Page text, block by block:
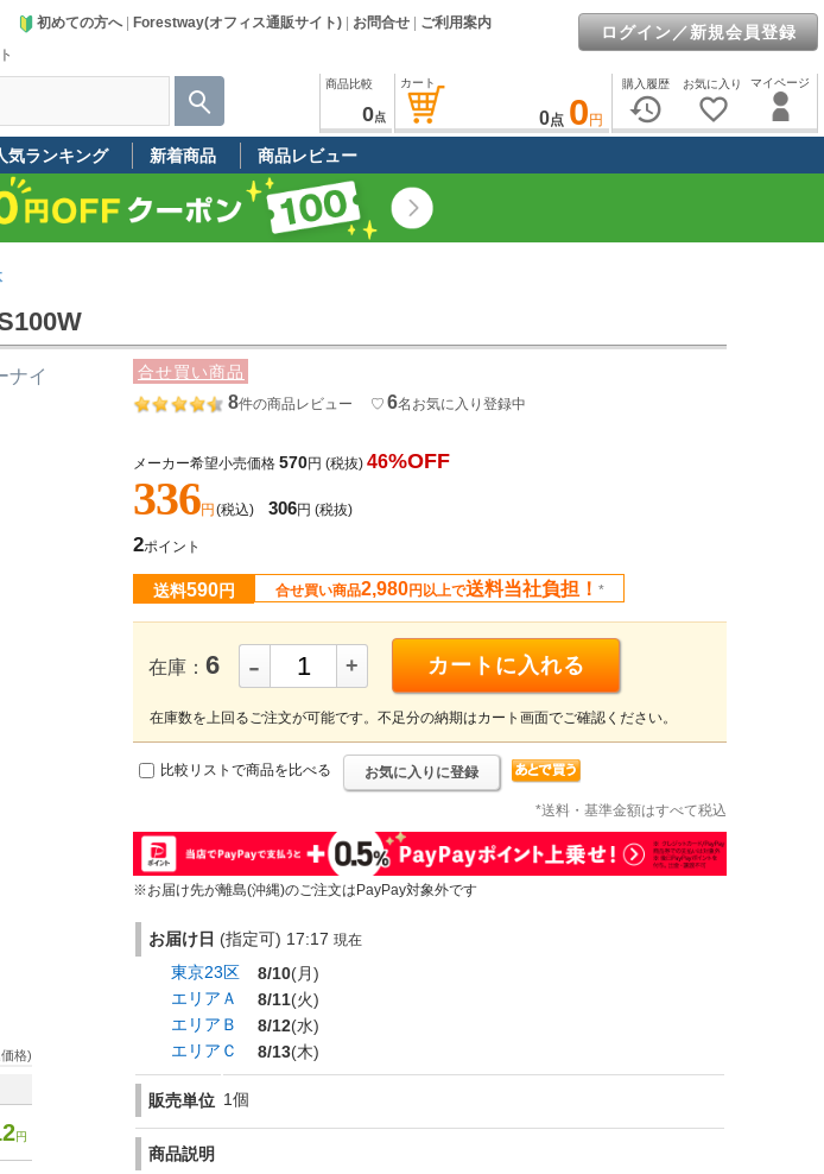
初めての方へ| Forestway(オフィス通販サイト) お問合せ ご利用案内 ログイン／新規会員登録
マイページ
お気に入り
favorite_border
購入履歴
history
カート
0点 0 円
商品比較
0点
気ランキング 新着商品 商品レビュー
合せ買い商品
8件の商品レビュー ♡ 6名 お気に入り登録中
メーカー希望小売価格 570円 (税抜) 46%OFF
336円 (税込) 306円 (税抜)
2ポイント
送料590円 合せ買い商品2,980円以上で送料当社負担！ *
在庫： 6 - + カートに入れる
在庫数を上回るご注文が可能です。不足分の納期はカート画面でご確認ください。
比較リストで商品を比べる お気に入りに登録
*送料・基準金額はすべて税込
※お届け先が離島(沖縄)のご注文はPayPay対象外です
お届け日 (指定可) 17:17 現在
東京23区 8/10(月)
エリアＡ
8/11(火)
エリアＢ
8/12(水)
エリアＣ
8/13(木)
販売単位 1個
商品説明
ナイ
格)
円